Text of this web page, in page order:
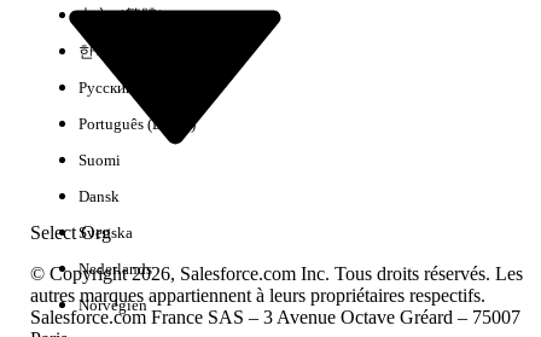
Aucun résultat
Select Org
中文（繁體）
한국어
Русский
Português (Brasil)
Suomi
Dansk
Svenska
Nederlands
Norvégien
© Copyright 2026, Salesforce.com Inc. Tous droits réservés. Les
autres marques appartiennent à leurs propriétaires respectifs.
Salesforce.com France SAS – 3 Avenue Octave Gréard – 75007